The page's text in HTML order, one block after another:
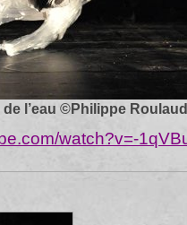
de l’eau ©Philippe Roulaud
watch?v=-